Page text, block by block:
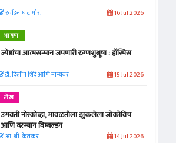
रवींद्रनाथ टागोर. 16 Jul 2026
भाषण
ज्येष्ठांचा आत्मसन्मान जपणारी रुग्णशुश्रूषा : हॉस्पिस
डॉ. दिलीप शिंदे आणि मान्यवर 15 Jul 2026
लेख
उगवती नोस्कोव्हा, मावळतीला झुकलेला जोकोविच
आणि दरम्यान विम्बल्डन
आ. श्री. केतकर 14 Jul 2026